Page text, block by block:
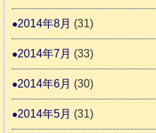
2014年8月 (31)
2014年7月 (33)
2014年6月 (30)
2014年5月 (31)